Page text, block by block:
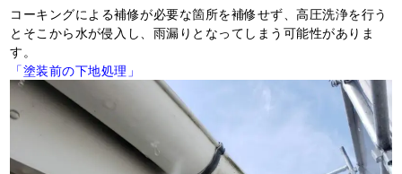
コーキングによる補修が必要な箇所を補修せず、高圧洗浄を行う
とそこから水が侵入し、雨漏りとなってしまう可能性がありま
す。
「塗装前の下地処理」